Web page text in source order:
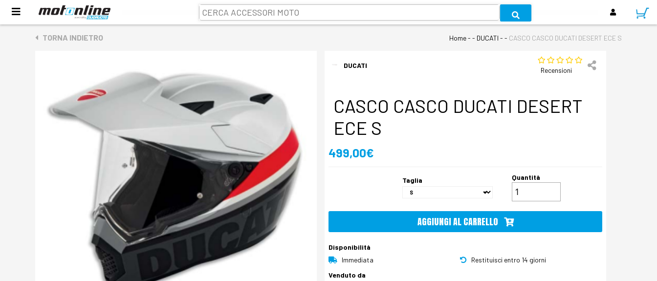
TORNA INDIETRO Home- - DUCATI - - CASCO CASCO DUCATI DESERT ECE S
DUCATI
Recensioni
CASCO CASCO DUCATI DESERT
ECE S
499,00€
Taglia Quantità
AGGIUNGI AL CARRELLO
Disponibilità
Immediata
Restituisci entro 14 giorni
Venduto da